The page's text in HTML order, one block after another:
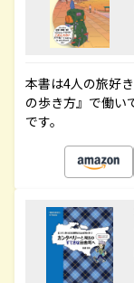
本書は4人の旅好
の歩き方』で働い
です。